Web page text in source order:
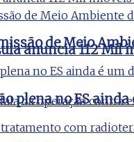
anuncia 112 Mil
de Meio
plena no ES